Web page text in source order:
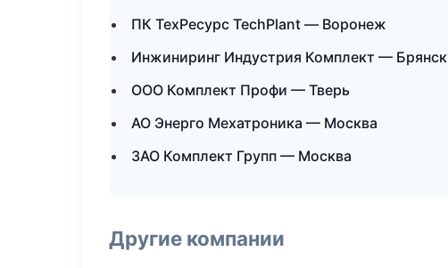
ПК ТехРесурс TechPlant — Воронеж
Инжиниринг Индустрия Комплект — Брянск
ООО Комплект Профи — Тверь
АО Энерго Мехатроника — Москва
ЗАО Комплект Групп — Москва
Другие компании